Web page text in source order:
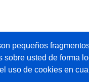
pequeños
sobre usted de forma
uso de cookies en